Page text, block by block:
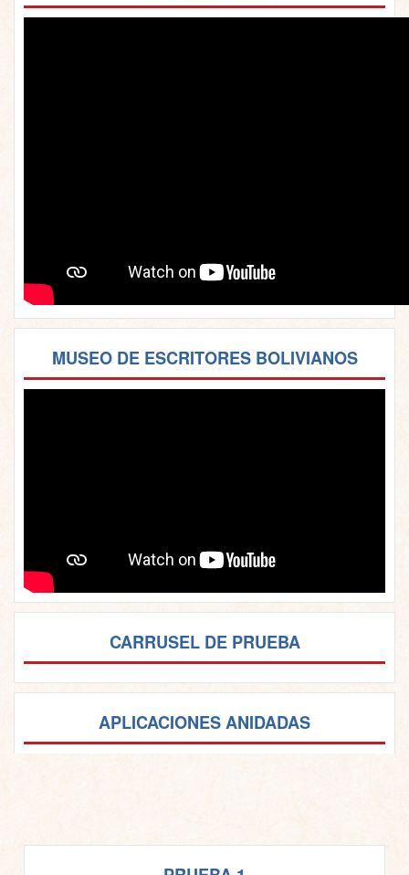
MUSEO DE ESCRITORES BOLIVIANOS
CARRUSEL DE PRUEBA
APLICACIONES ANIDADAS